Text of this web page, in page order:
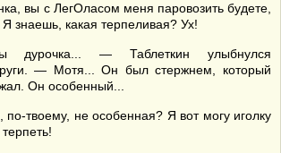
вы с ЛегОласом меня паровозить будете,
знаешь, какая терпеливая? Ух!
— Таблеткин улыбнулся
— Мотя... Он был стержнем, который
Он особенный...
твоему, не особенная? Я вот могу иголку